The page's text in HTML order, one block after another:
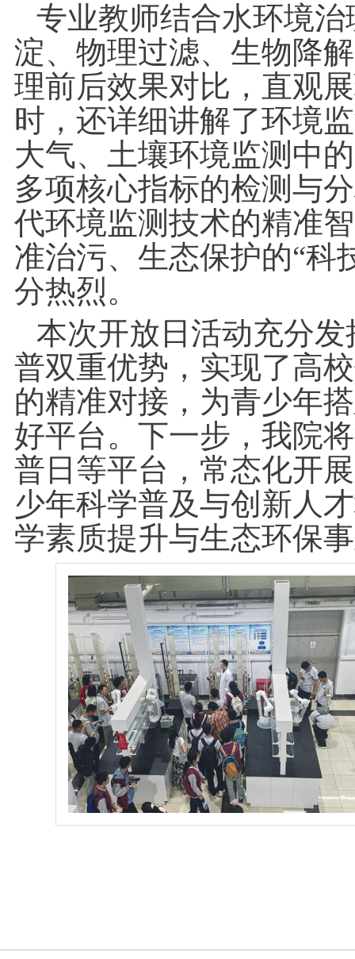
专业教师结合水环境
淀、物理过滤、生物降
理前后效果对比，直观
时，还详细讲解了环境
大气、土壤环境监测中
多项核心指标的检测与
代环境监测技术的精准
准治污、生态保护的“科
分热烈。
本次开放日活动充分
普双重优势，实现了高
的精准对接，为青少年
好平台。下一步，我院
普日等平台，常态化开
少年科学普及与创新人
学素质提升与生态环保